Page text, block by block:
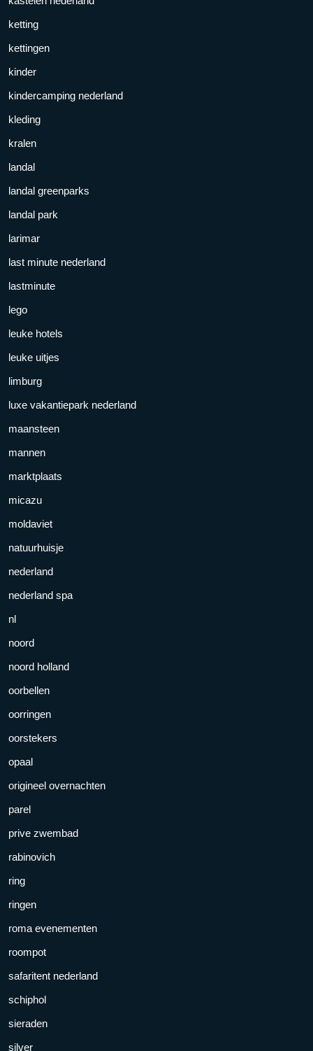
ketting
kettingen
kinder
kindercamping nederland
kleding
kralen
landal
landal greenparks
landal park
larimar
last minute nederland
lastminute
lego
leuke hotels
leuke uitjes
limburg
luxe vakantiepark nederland
maansteen
mannen
marktplaats
micazu
moldaviet
natuurhuisje
nederland
nederland spa
nl
noord
noord holland
oorbellen
oorringen
oorstekers
opaal
origineel overnachten
parel
prive zwembad
rabinovich
ring
ringen
roma evenementen
roompot
safaritent nederland
schiphol
sieraden
silver